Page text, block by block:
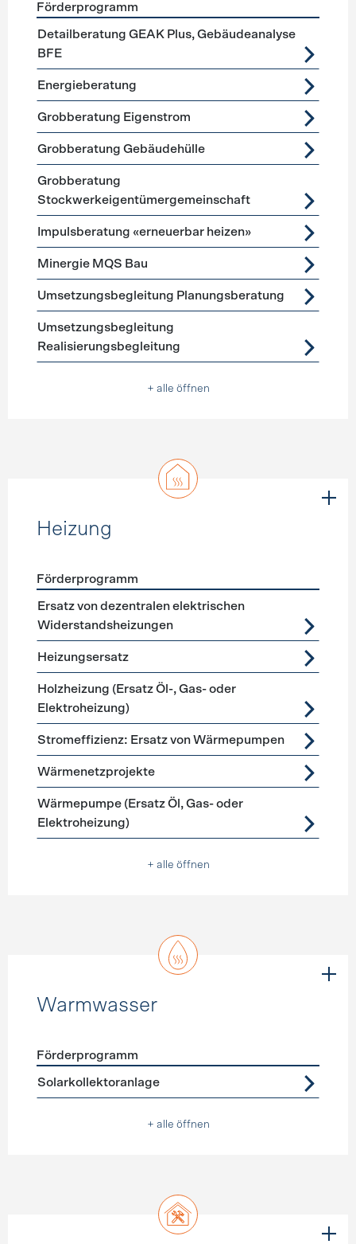
Förderprogramme Beratung
Förderprogramm
Detailberatung GEAK Plus, Gebäudeanalyse
BFE
Energieberatung
Grobberatung Eigenstrom
Grobberatung Gebäudehülle
Grobberatung
Stockwerkeigentümergemeinschaft
Impulsberatung «erneuerbar heizen»
Minergie MQS Bau
Umsetzungsbegleitung Planungsberatung
Umsetzungsbegleitung
Realisierungsbegleitung
+ alle öffnen
Heizung
Förderprogramme Heizung
Förderprogramm
Ersatz von dezentralen elektrischen
Widerstandsheizungen
Heizungsersatz
Holzheizung (Ersatz Öl-, Gas- oder
Elektroheizung)
Stromeffizienz: Ersatz von Wärmepumpen
Wärmenetzprojekte
Wärmepumpe (Ersatz Öl, Gas- oder
Elektroheizung)
+ alle öffnen
Warmwasser
Förderprogramme
Förderprogramm
Solarkollektoranlage
+ alle öffnen